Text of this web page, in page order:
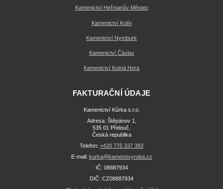
Kamenictví Heřmanův Městec
Kamenictví Kolín
Kamenictví Nymburk
Kamenictví Čáslav
Kamenictví Kutná Hora
FAKTURAČNÍ ÚDAJE
Kamenictví Kůrka s.r.o.
Adresa: Štěpánov 1,
535 01 Přelouč,
Česká republika
Telefon: +420 775 337 383
E-mail: kurka@kamenovyroba.cz
IČ: 08887934
DIČ: CZ08887934